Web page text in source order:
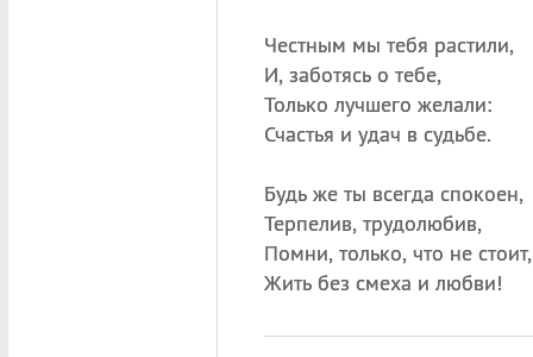
Честным мы тебя растили,
И, заботясь о тебе,
Только лучшего желали:
Счастья и удач в судьбе.
Будь же ты всегда спокоен,
Терпелив, трудолюбив,
Помни, только, что не стоит,
Жить без смеха и любви!